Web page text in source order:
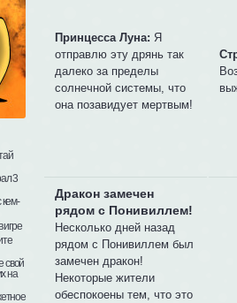
Принцесса Луна: Я
отправлю эту дрянь так
далеко за пределы
солнечной системы, что
она позавидует мертвым!
Дракон замечен
рядом с Понивиллем!
Несколько дней назад
рядом с Понивиллем был
замечен дракон!
Некоторые жители
обеспокоены тем, что это